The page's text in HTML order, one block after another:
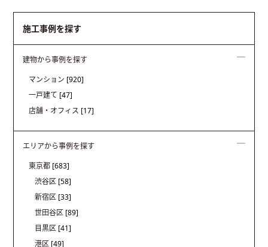
施工事例を探す
建物から事例を探す
マンション [920]
一戸建て [47]
店舗・オフィス [17]
エリアから事例を探す
東京都 [683]
渋谷区 [58]
新宿区 [33]
世田谷区 [89]
目黒区 [41]
港区 [49]